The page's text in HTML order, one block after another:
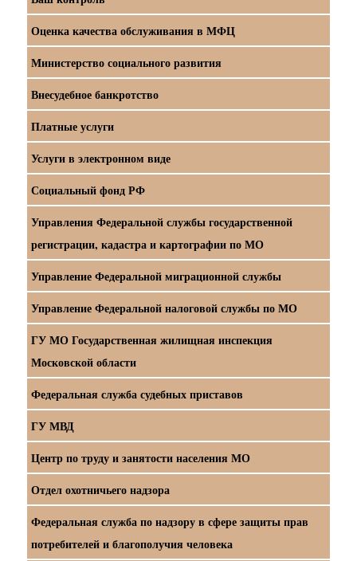
Оценка качества обслуживания в МФЦ
Министерство социального развития
Внесудебное банкротство
Платные услуги
Услуги в электронном виде
Социальный фонд РФ
Управления Федеральной службы государственной
регистрации, кадастра и картографии по МО
Управление Федеральной миграционной службы
Управление Федеральной налоговой службы по МО
ГУ МО Государственная жилищная инспекция
Московской области
Федеральная служба судебных приставов
ГУ МВД
Центр по труду и занятости населения МО
Отдел охотничьего надзора
Федеральная служба по надзору в сфере защиты прав
потребителей и благополучия человека